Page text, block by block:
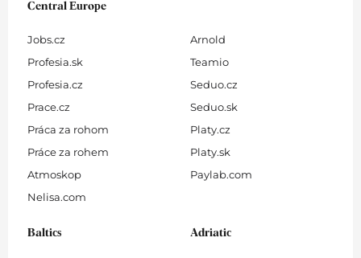
Central Europe
Jobs.cz
Profesia.sk
Profesia.cz
Prace.cz
Práca za rohom
Práce za rohem
Atmoskop
Nelisa.com
Arnold
Teamio
Seduo.cz
Seduo.sk
Platy.cz
Platy.sk
Paylab.com
Baltics Adriatic